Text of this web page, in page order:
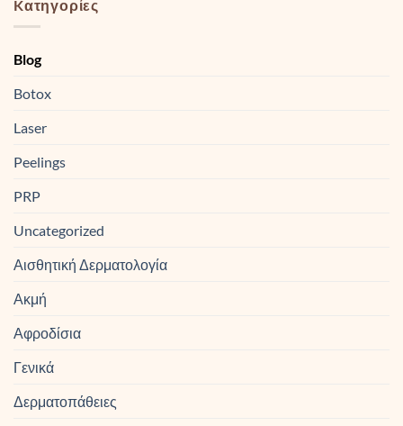
Kατηγορίες
Blog
Botox
Laser
Peelings
PRP
Uncategorized
Αισθητική Δερματολογία
Ακμή
Αφροδίσια
Γενικά
Δερματοπάθειες